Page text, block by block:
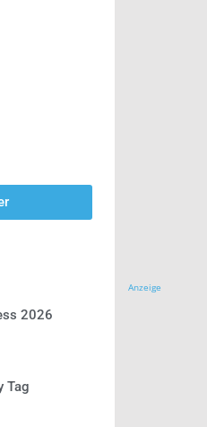
2026
Tag
Anzeige